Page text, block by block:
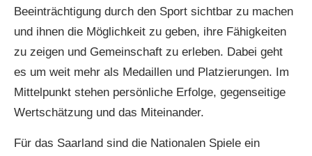
Beeinträchtigung durch den Sport sichtbar zu machen
und ihnen die Möglichkeit zu geben, ihre Fähigkeiten
zu zeigen und Gemeinschaft zu erleben. Dabei geht
es um weit mehr als Medaillen und Platzierungen. Im
Mittelpunkt stehen persönliche Erfolge, gegenseitige
Wertschätzung und das Miteinander.
Für das Saarland sind die Nationalen Spiele ein